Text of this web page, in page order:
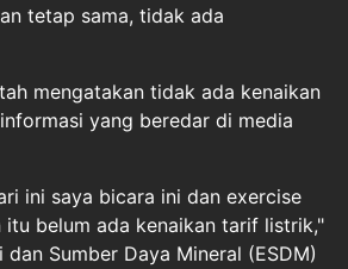
tetap sama, tidak ada
mengatakan tidak ada kenaikan
yang beredar di media
ini saya bicara ini dan exercise
itu belum ada kenaikan tarif listrik,"
Sumber Daya Mineral (ESDM)